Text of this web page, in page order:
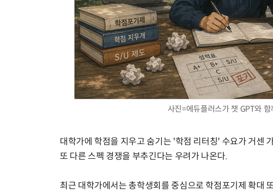
사진=에듀플러스가 챗 GPT와 함
대학가에 학점을 지우고 숨기는 '학점 리터칭' 수요가 거센
또 다른 스펙 경쟁을 부추긴다는 우려가 나온다.
최근 대학가에서는 총학생회를 중심으로 학점포기제 확대
AI